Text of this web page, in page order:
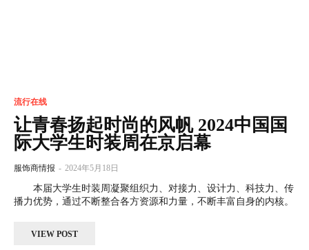
流行在线
让青春扬起时尚的风帆 2024中国国
际大学生时装周在京启幕
服饰商情报 - 2024年5月18日
本届大学生时装周凝聚组织力、对接力、设计力、科技力、传
播力优势，通过不断整合各方资源和力量，不断丰富自身的内核。
VIEW POST